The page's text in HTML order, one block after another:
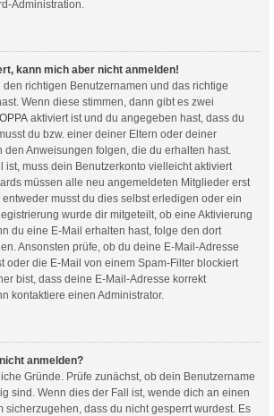
Administration.
kann mich aber nicht anmelden!
den richtigen Benutzernamen und das richtige
Wenn diese stimmen, dann gibt es zwei
aktiviert ist und du angegeben hast, dass du
du bzw. einer deiner Eltern oder deiner
den Anweisungen folgen, die du erhalten hast.
ist, muss dein Benutzerkonto vielleicht aktiviert
müssen alle neu angemeldeten Mitglieder erst
musst du dies selbst erledigen oder ein
wurde dir mitgeteilt, ob eine Aktivierung
du eine E-Mail erhalten hast, folge den dort
Ansonsten prüfe, ob du deine E-Mail-Adresse
oder die E-Mail von einem Spam-Filter blockiert
bist, dass deine E-Mail-Adresse korrekt
kontaktiere einen Administrator.
anmelden?
Gründe. Prüfe zunächst, ob dein Benutzername
sind. Wenn dies der Fall ist, wende dich an einen
sicherzugehen, dass du nicht gesperrt wurdest. Es